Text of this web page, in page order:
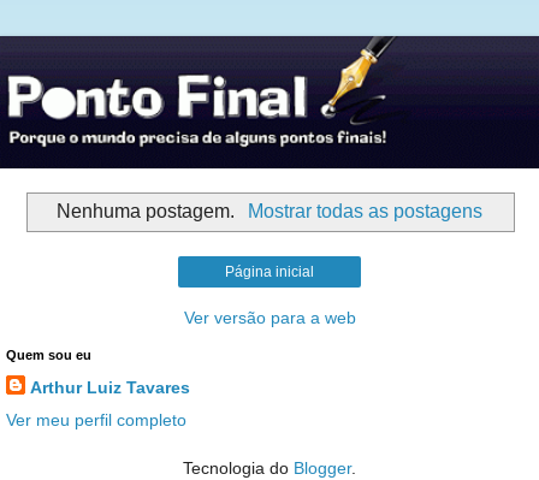
Nenhuma postagem. Mostrar todas as postagens
Página inicial
Ver versão para a web
Quem sou eu
Arthur Luiz Tavares
Ver meu perfil completo
Tecnologia do Blogger.